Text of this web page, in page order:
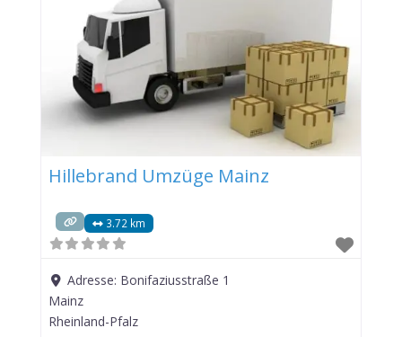
Hillebrand Umzüge Mainz
3.72 km
Adresse: Bonifaziusstraße 1
Mainz
Rheinland-Pfalz